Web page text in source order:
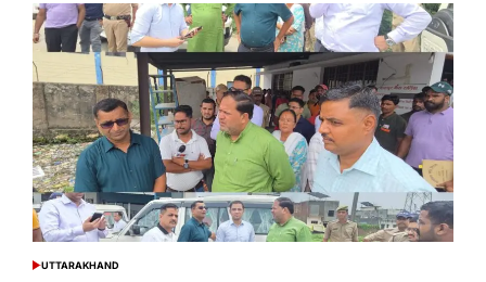
POSTED
UTTARAKHAND